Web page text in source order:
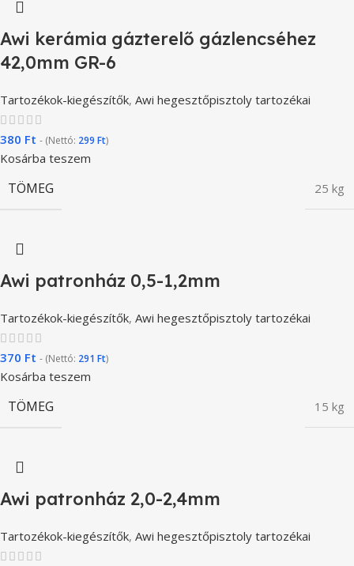
Awi kerámia gázterelő gázlencséhez
42,0mm GR-6
Tartozékok-kiegészítők, Awi hegesztőpisztoly tartozékai
380 Ft - (Nettó: 299 Ft)
Kosárba teszem
TÖMEG 25 kg
Awi patronház 0,5-1,2mm
Tartozékok-kiegészítők, Awi hegesztőpisztoly tartozékai
370 Ft - (Nettó: 291 Ft)
Kosárba teszem
TÖMEG 15 kg
Awi patronház 2,0-2,4mm
Tartozékok-kiegészítők, Awi hegesztőpisztoly tartozékai